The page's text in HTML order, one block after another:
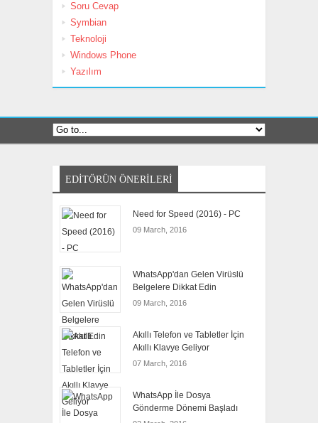
Soru Cevap
Symbian
Teknoloji
Windows Phone
Yazılım
EDITÖRÜN ÖNERILERI
Need for Speed (2016) - PC
09 March, 2016
WhatsApp'dan Gelen Virüslü
Belgelere Dikkat Edin
09 March, 2016
Akıllı Telefon ve Tabletler İçin
Akıllı Klavye Geliyor
07 March, 2016
WhatsApp İle Dosya
Gönderme Dönemi Başladı